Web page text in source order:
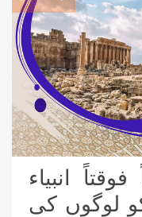
انبیاء
لوگوں کی